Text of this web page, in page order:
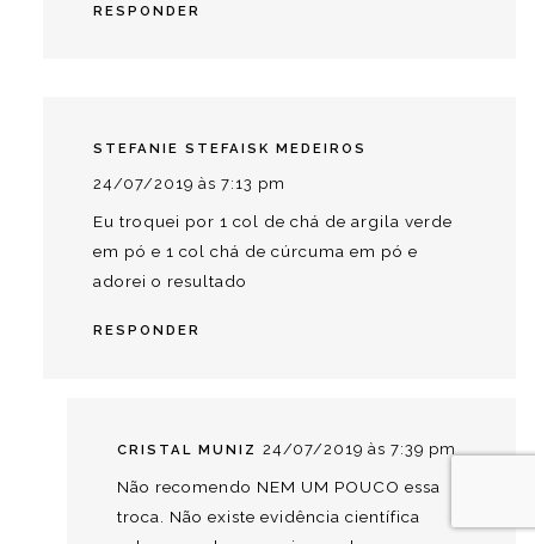
RESPONDER
STEFANIE STEFAISK MEDEIROS
24/07/2019 às 7:13 pm
Eu troquei por 1 col de chá de argila verde
em pó e 1 col chá de cúrcuma em pó e
adorei o resultado
RESPONDER
CRISTAL MUNIZ 24/07/2019 às 7:39 pm
Não recomendo NEM UM POUCO essa
troca. Não existe evidência científica